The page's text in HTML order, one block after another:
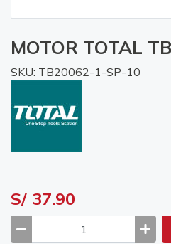
MOTOR TOTAL
SKU: TB20062-1-SP-10
S/ 37.90